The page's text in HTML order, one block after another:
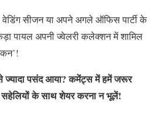
वेडिंग सीजन या अपने अगले ऑफिस पार्टी के
पायल अपनी ज्वेलरी कलेक्शन में शामिल
ज्यादा पसंद आया? कमेंट्स में हमें जरूर
सहेलियों के साथ शेयर करना न भूलें!